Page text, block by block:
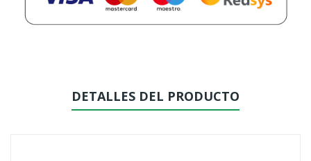
DETALLES DEL PRODUCTO